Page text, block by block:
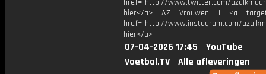
href="http://www.twitter.com/
hier</a> AZ Vrouwen | <a
href="http://www.instagram.com/
hier</a>
07-04-2026 17:45
YouTube
Voetbal.TV
Alle afleveringen